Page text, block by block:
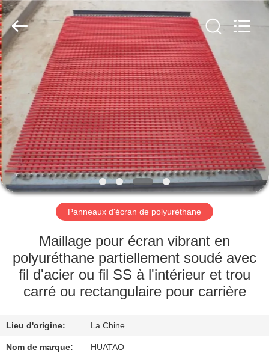
MAISON
PRODUITS
AU
SUJET
DE
NOUS
VISITE
D'USINE
CONTRÔLE
QUALITÉ
HUATAO
LOVER
LTD.
All
Rights
Reserved.
Panneaux d'écran de polyuréthane
Maillage pour écran vibrant en
polyuréthane partiellement soudé avec
fil d'acier ou fil SS à l'intérieur et trou
carré ou rectangulaire pour carrière
Lieu d'origine: La Chine
Nom de marque: HUATAO